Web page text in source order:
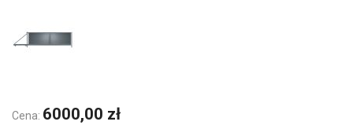
Cena: 6000,00 zł